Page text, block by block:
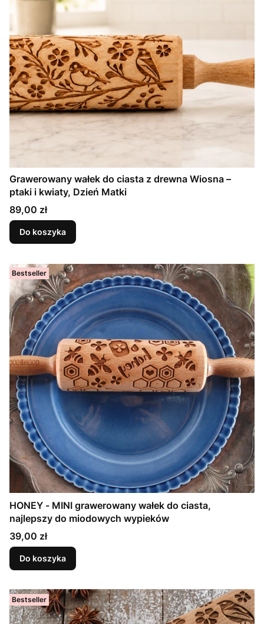
Grawerowany wałek do ciasta z drewna Wiosna –
ptaki i kwiaty, Dzień Matki
Cena
89,00 zł
Do koszyka
Bestseller
HONEY - MINI grawerowany wałek do ciasta,
najlepszy do miodowych wypieków
Cena
39,00 zł
Do koszyka
Bestseller